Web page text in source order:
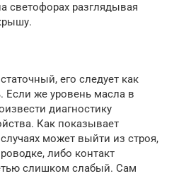
светофорах разглядывая
его следует как
Если же уровень масла в
диагностику
Как показывает
может выйти из строя,
либо контакт
слишком слабый. Сам